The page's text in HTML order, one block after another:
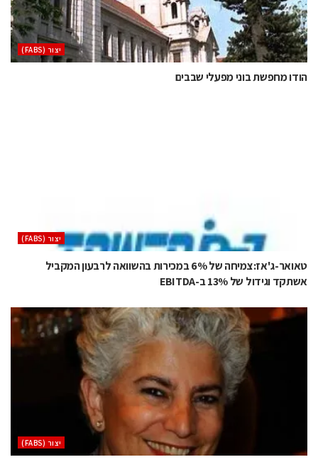
‫יצור (‪(FABS‬‬
הודו מחפשת בוני מפעלי שבבים
‫יצור (‪(FABS‬‬
טאואר-ג'אז:צמיחה של 6% במכירות בהשוואה לרבעון המקביל
אשתקד וגידול של 13% ב-EBITDA
‫יצור (‪(FABS‬‬